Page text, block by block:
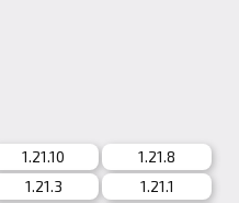
1.21.10
1.21.8
1.21.3
1.21.1